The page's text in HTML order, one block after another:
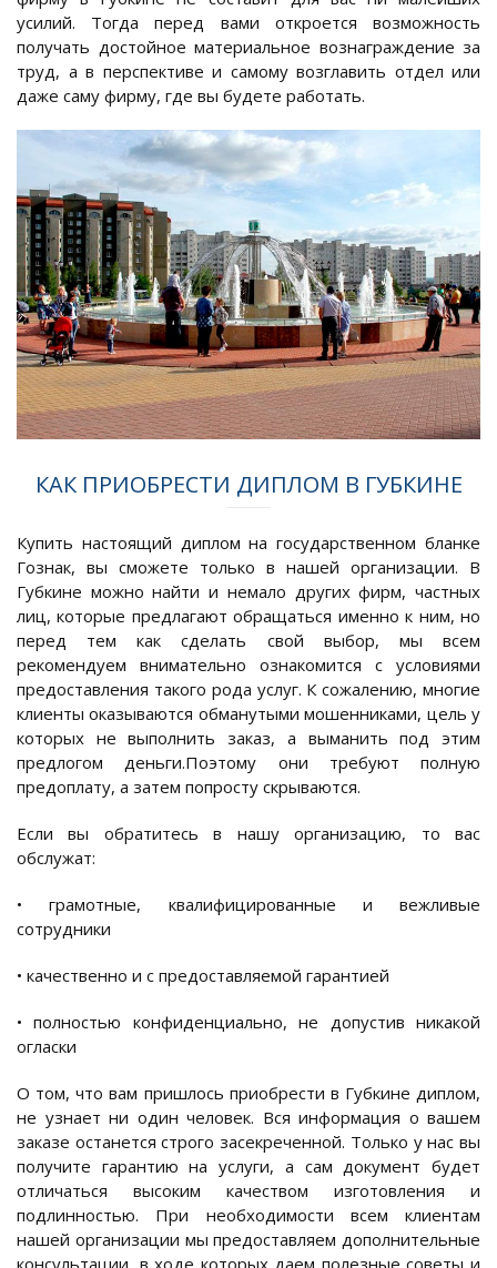
усилий. Тогда перед вами откроется возможность
получать достойное материальное вознаграждение за
труд, а в перспективе и самому возглавить отдел или
даже саму фирму, где вы будете работать.
КАК ПРИОБРЕСТИ ДИПЛОМ В ГУБКИНЕ
Купить настоящий диплом на государственном бланке
Гознак, вы сможете только в нашей организации. В
Губкине можно найти и немало других фирм, частных
лиц, которые предлагают обращаться именно к ним, но
перед тем как сделать свой выбор, мы всем
рекомендуем внимательно ознакомится с условиями
предоставления такого рода услуг. К сожалению, многие
клиенты оказываются обманутыми мошенниками, цель у
которых не выполнить заказ, а выманить под этим
предлогом деньги.Поэтому они требуют полную
предоплату, а затем попросту скрываются.
Если вы обратитесь в нашу организацию, то вас
обслужат:
• грамотные, квалифицированные и вежливые
сотрудники
• качественно и с предоставляемой гарантией
• полностью конфиденциально, не допустив никакой
огласки
О том, что вам пришлось приобрести в Губкине диплом,
не узнает ни один человек. Вся информация о вашем
заказе останется строго засекреченной. Только у нас вы
получите гарантию на услуги, а сам документ будет
отличаться высоким качеством изготовления и
подлинностью. При необходимости всем клиентам
нашей организации мы предоставляем дополнительные
консультации, в ходе которых даем полезные советы и